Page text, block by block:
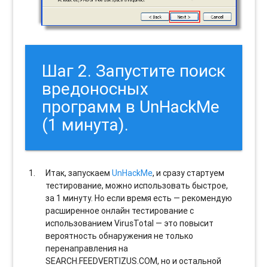
Шаг 2. Запустите поиск
вредоносных
программ в UnHackMe
(1 минута).
Итак, запускаемUnHackMe, и сразу стартуем
тестирование, можно использовать быстрое,
за 1 минуту. Но если время есть — рекомендую
расширенное онлайн тестирование с
использованием VirusTotal — это повысит
вероятность обнаружения не только
перенаправления на
SEARCH.FEEDVERTIZUS.COM, но и остальной